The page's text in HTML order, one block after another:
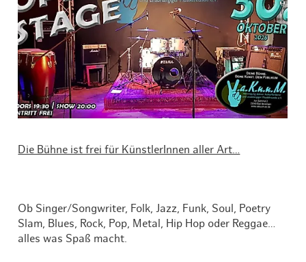
Die Bühne ist frei für KünstlerInnen aller Art…
Ob Singer/Songwriter, Folk, Jazz, Funk, Soul, Poetry
Slam, Blues, Rock, Pop, Metal, Hip Hop oder Reggae…
alles was Spaß macht.